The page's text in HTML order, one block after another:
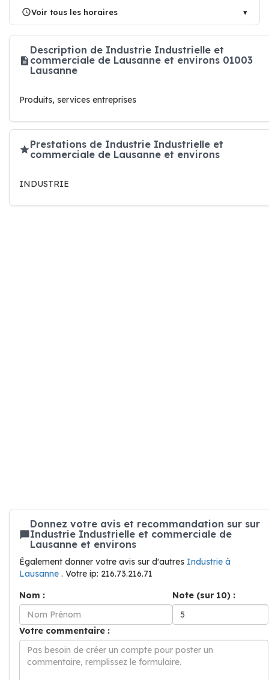
Voir tous les horaires
Description de Industrie Industrielle et
commerciale de Lausanne et environs 01003
Lausanne
Produits, services entreprises
Prestations de Industrie Industrielle et
commerciale de Lausanne et environs
INDUSTRIE
Donnez votre avis et recommandation sur sur
Industrie Industrielle et commerciale de
Lausanne et environs
Également donner votre avis sur d'autres Industrie à
Lausanne . Votre ip: 216.73.216.71
Nom :
Note (sur 10) :
Votre commentaire :